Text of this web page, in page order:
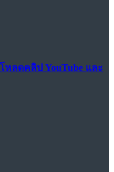
หลดคลิป YouTube และ